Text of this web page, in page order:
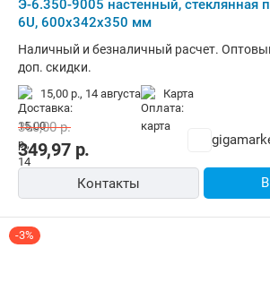
Э-6.350-9005 настенный, стеклянная
6U, 600x342x350 мм
Наличный и безналичный расчет.
доп. скидки.
15,00 р., 14 августа карта
349,97р.
360,00р.
Контакты
-3%